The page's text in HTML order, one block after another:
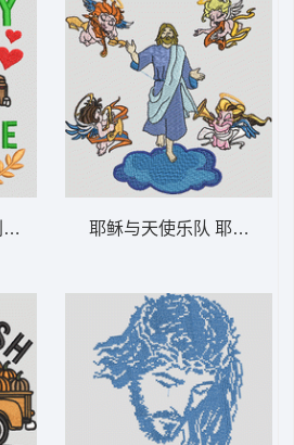
设计 乡村路带我回家-
耶稣与天使乐队 耶稣复活